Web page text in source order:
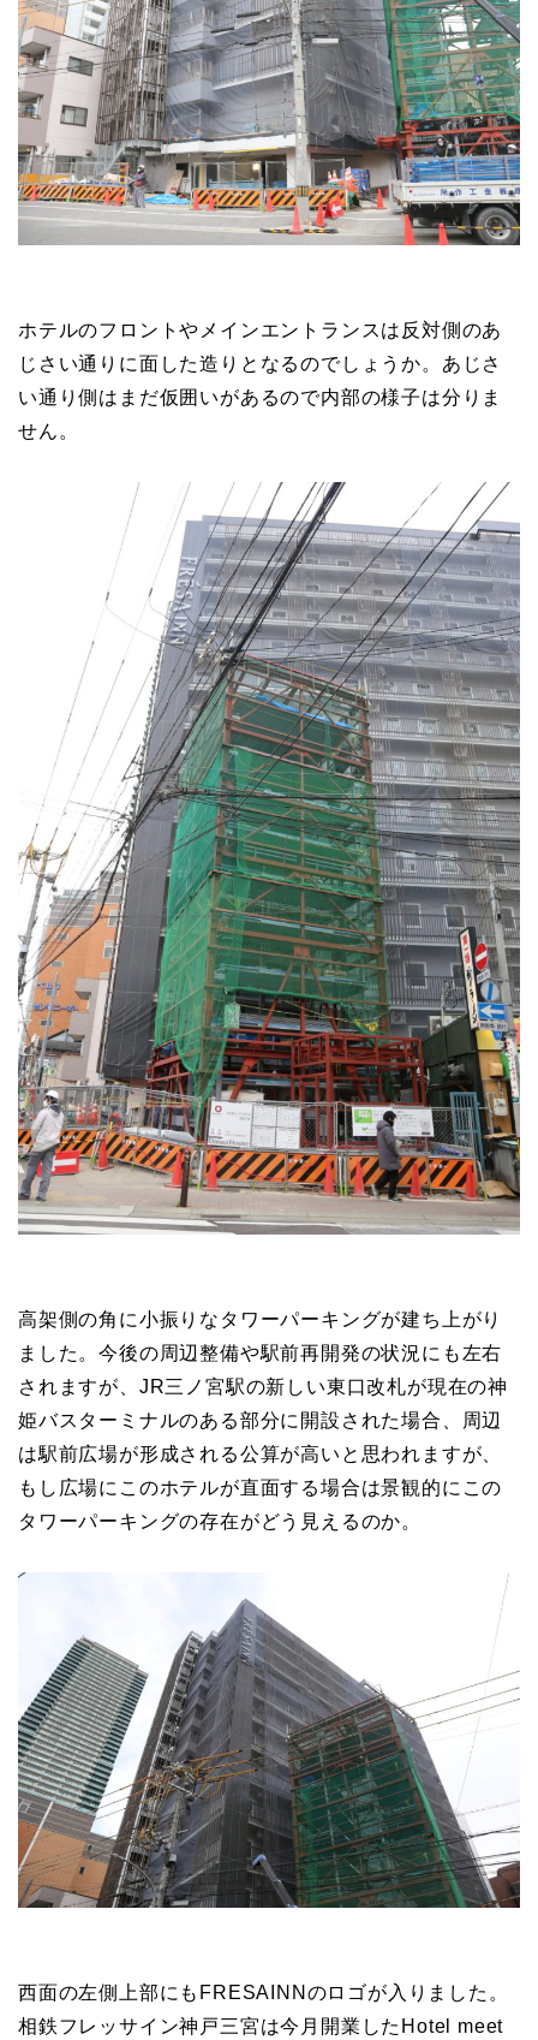
ホテルのフロントやメインエントランスは反対側のあ
じさい通りに面した造りとなるのでしょうか。あじさ
い通り側はまだ仮囲いがあるので内部の様子は分りま
せん。
高架側の角に小振りなタワーパーキングが建ち上がり
ました。今後の周辺整備や駅前再開発の状況にも左右
されますが、JR三ノ宮駅の新しい東口改札が現在の神
姫バスターミナルのある部分に開設された場合、周辺
は駅前広場が形成される公算が高いと思われますが、
もし広場にこのホテルが直面する場合は景観的にこの
タワーパーキングの存在がどう見えるのか。
西面の左側上部にもFRESAINNのロゴが入りました。
相鉄フレッサイン神戸三宮は今月開業したHotel meet